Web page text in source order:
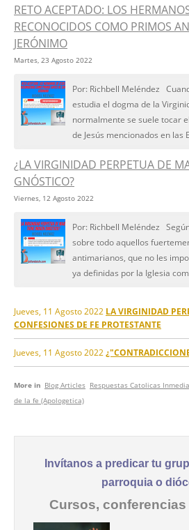
RETO ACEPTADO: LOS
RECONOCIDOS COMO PRIMOS
JERÓNIMO
Martes, 23 Agosto 2022
Por: Richbell Meléndez
estudia el dogma de la
normalmente se suele tocar
de Jesús mencionados en las
¿LA VIRGINIDAD PERPETUA DE
GNÓSTICO?
Viernes, 12 Agosto 2022
Por: Richbell Meléndez
sobre todo aquellos
antimarianos, que no les
ya definidas por la Iglesia
Jueves, 11 Agosto 2022 LA VIRGINIDAD
CONFESIONES DE FE PROTESTANTE
Jueves, 11 Agosto 2022
More in Blog Articles Respuestas Catolicas
de la fe (Apologetica)
Invítanos a predicar tu
parroquia o
Cursos,